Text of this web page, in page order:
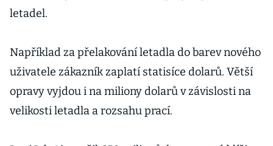
letadel.
Například za přelakování letadla do barev nového
uživatele zákazník zaplatí statisíce dolarů. Větší
opravy vyjdou i na miliony dolarů v závislosti na
velikosti letadla a rozsahu prací.